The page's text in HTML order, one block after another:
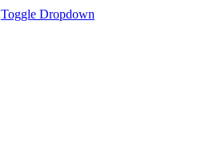
Toggle Dropdown